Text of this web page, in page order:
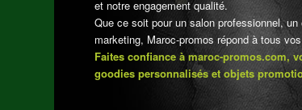
et notre engagement qualité.
Que ce soit pour un salon professionnel,
marketing, Maroc-promos répond à tous
Faites confiance à maroc-promos.com,
goodies personnalisés et objets